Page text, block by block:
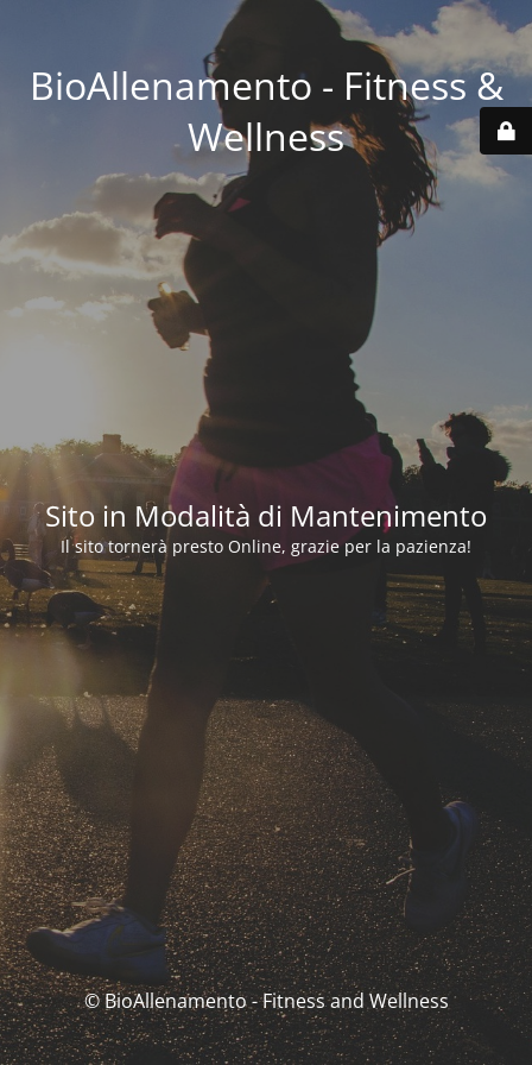
BioAllenamento - Fitness &
Wellness
Sito in Modalità di Mantenimento
Il sito tornerà presto Online, grazie per la pazienza!
© BioAllenamento - Fitness and Wellness